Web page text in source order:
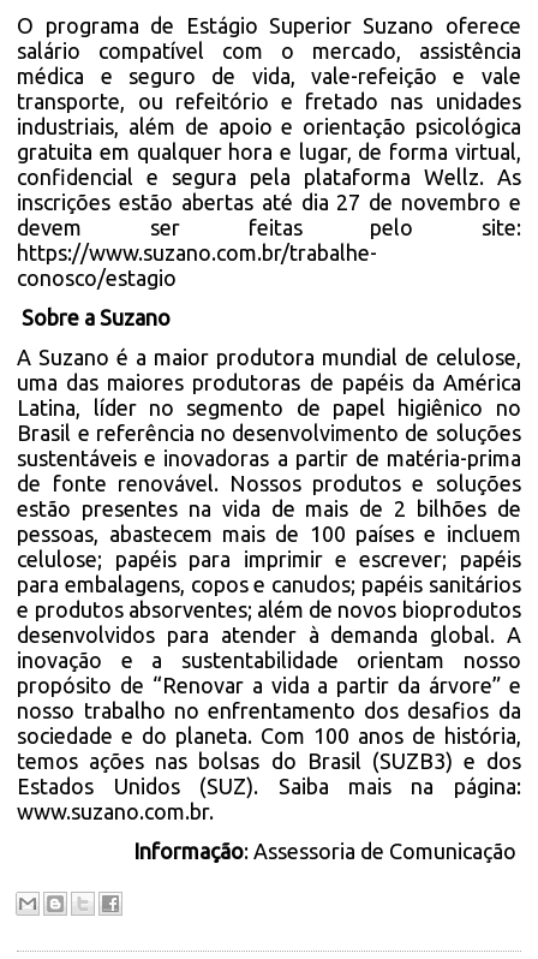
O programa de Estágio Superior Suzano oferece
salário compatível com o mercado, assistência
médica e seguro de vida, vale-refeição e vale
transporte, ou refeitório e fretado nas unidades
industriais, além de apoio e orientação psicológica
gratuita em qualquer hora e lugar, de forma virtual,
confidencial e segura pela plataforma Wellz. As
inscrições estão abertas até dia 27 de novembro e
devem ser feitas pelo site:
https://www.suzano.com.br/trabalhe-
conosco/estagio
Sobre a Suzano
A Suzano é a maior produtora mundial de celulose,
uma das maiores produtoras de papéis da América
Latina, líder no segmento de papel higiênico no
Brasil e referência no desenvolvimento de soluções
sustentáveis e inovadoras a partir de matéria-prima
de fonte renovável. Nossos produtos e soluções
estão presentes na vida de mais de 2 bilhões de
pessoas, abastecem mais de 100 países e incluem
celulose; papéis para imprimir e escrever; papéis
para embalagens, copos e canudos; papéis sanitários
e produtos absorventes; além de novos bioprodutos
desenvolvidos para atender à demanda global. A
inovação e a sustentabilidade orientam nosso
propósito de “Renovar a vida a partir da árvore” e
nosso trabalho no enfrentamento dos desafios da
sociedade e do planeta. Com 100 anos de história,
temos ações nas bolsas do Brasil (SUZB3) e dos
Estados Unidos (SUZ). Saiba mais na página:
www.suzano.com.br.
Informação: Assessoria de Comunicação